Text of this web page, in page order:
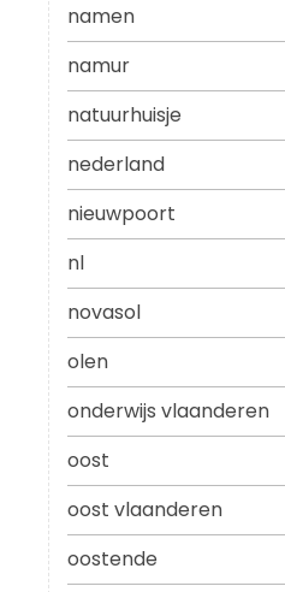
namen
namur
natuurhuisje
nederland
nieuwpoort
nl
novasol
olen
onderwijs vlaanderen
oost
oost vlaanderen
oostende